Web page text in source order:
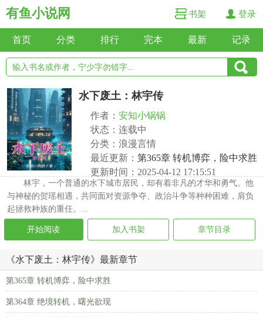
有鱼小说网 书架 登录
首页 分类 排行 完本 最新 记录
水下废土：林宇传
作者： 安知小锅锅
状态：连载中
分类：浪漫言情
最近更新： 第365章 转机博弈，险中求胜
更新时间：2025-04-12 17:15:51
林宇，一个普通的水下城市居民，却有着非凡的才华和勇气。他
与神秘的贺瑶相遇，共同面对资源争夺、政治斗争等种种困难，肩负
起拯救种族的重任。...
开始阅读 加入书架 章节目录
《水下废土：林宇传》最新章节
第365章 转机博弈，险中求胜
第364章 绝境转机，曙光欲现